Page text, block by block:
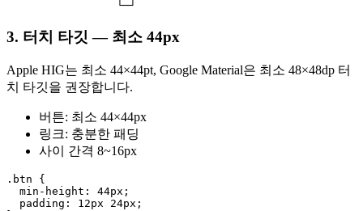
3. 터치 타깃 — 최소 44px
Apple HIG는 최소 44×44pt, Google Material은 최소 48×48dp 터
치 타깃을 권장합니다.
버튼: 최소 44×44px
링크: 충분한 패딩
사이 간격 8~16px
.btn {
  min-height: 44px;
  padding: 12px 24px;